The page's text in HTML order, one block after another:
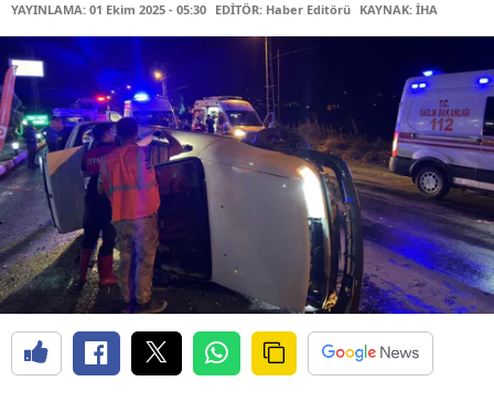
YAYINLAMA: 01 Ekim 2025 - 05:30 EDİTÖR: Haber Editörü KAYNAK: İHA